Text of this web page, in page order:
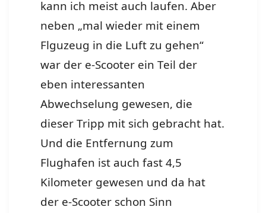
kann ich meist auch laufen. Aber
neben „mal wieder mit einem
Flguzeug in die Luft zu gehen“
war der e-Scooter ein Teil der
eben interessanten
Abwechselung gewesen, die
dieser Tripp mit sich gebracht hat.
Und die Entfernung zum
Flughafen ist auch fast 4,5
Kilometer gewesen und da hat
der e-Scooter schon Sinn